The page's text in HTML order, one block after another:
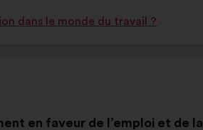
dans le monde du travail ?
en faveur de l’emploi et de la